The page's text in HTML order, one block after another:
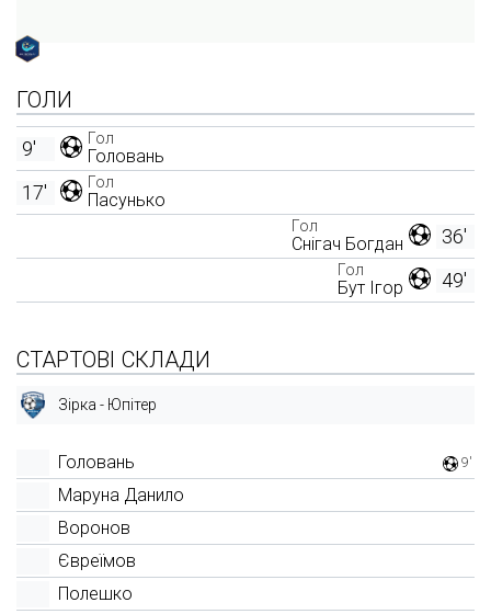
ГОЛИ
Гол
Головань
9'
Гол
Пасунько
17'
36'
Гол
Снігач Богдан
49'
Гол
Бут Ігор
СТАРТОВІ СКЛАДИ
Зірка - Юпітер
Головань 9'
Маруна Данило
Воронов
Євреїмов
Полешко